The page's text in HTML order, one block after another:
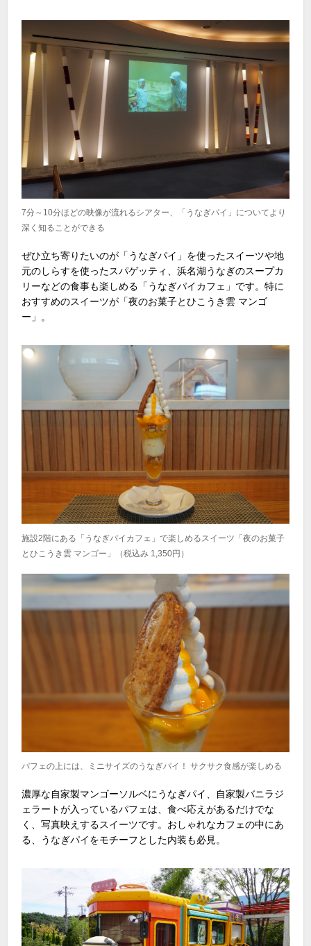
7分～10分ほどの映像が流れるシアター、「うなぎパイ」についてより
深く知ることができる
ぜひ立ち寄りたいのが「うなぎパイ」を使ったスイーツや地
元のしらすを使ったスパゲッティ、浜名湖うなぎのスープカ
リーなどの食事も楽しめる「うなぎパイカフェ」です。特に
おすすめのスイーツが「夜のお菓子とひこうき雲 マンゴ
ー」。
施設2階にある「うなぎパイカフェ」で楽しめるスイーツ「夜のお菓子
とひこうき雲 マンゴー」（税込み 1,350円）
パフェの上には、ミニサイズのうなぎパイ！ サクサク食感が楽しめる
濃厚な自家製マンゴーソルベにうなぎパイ、自家製バニラジ
ェラートが入っているパフェは、食べ応えがあるだけでな
く、写真映えするスイーツです。おしゃれなカフェの中にあ
る、うなぎパイをモチーフとした内装も必見。